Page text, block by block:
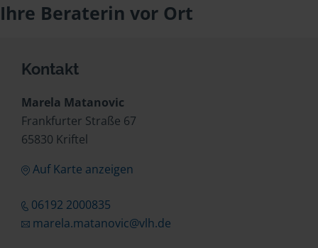
Ihre Beraterin vor Ort
Kontakt
Marela Matanovic
Frankfurter Straße 67
65830 Kriftel
Auf Karte anzeigen
06192 2000835
marela.matanovic@vlh.de